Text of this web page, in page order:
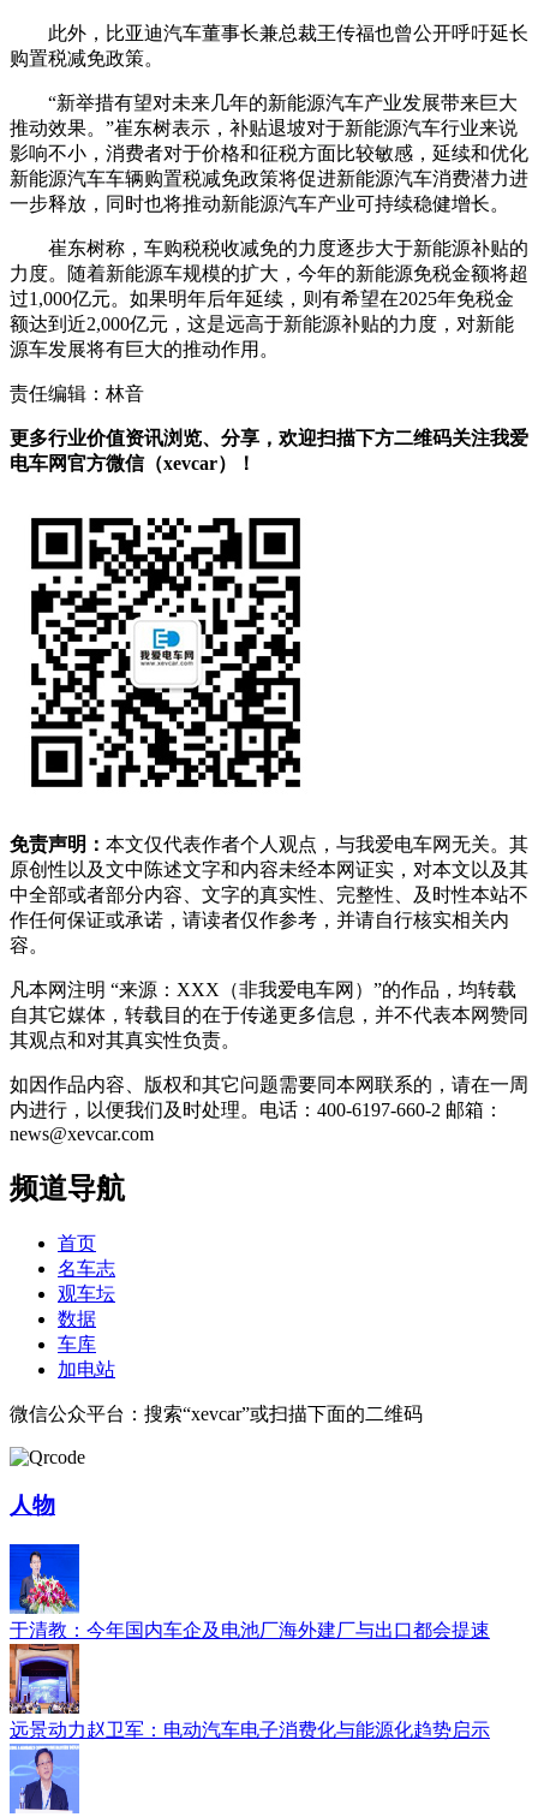
此外，比亚迪汽车董事长兼总裁王传福也曾公开呼吁延长
购置税减免政策。
“新举措有望对未来几年的新能源汽车产业发展带来巨大
推动效果。”崔东树表示，补贴退坡对于新能源汽车行业来说
影响不小，消费者对于价格和征税方面比较敏感，延续和优化
新能源汽车车辆购置税减免政策将促进新能源汽车消费潜力进
一步释放，同时也将推动新能源汽车产业可持续稳健增长。
崔东树称，车购税税收减免的力度逐步大于新能源补贴的
力度。随着新能源车规模的扩大，今年的新能源免税金额将超
过1,000亿元。如果明年后年延续，则有希望在2025年免税金
额达到近2,000亿元，这是远高于新能源补贴的力度，对新能
源车发展将有巨大的推动作用。
责任编辑：林音
更多行业价值资讯浏览、分享，欢迎扫描下方二维码关注我爱
电车网官方微信（xevcar）！
免责声明： 本文仅代表作者个人观点，与我爱电车网无关。其
原创性以及文中陈述文字和内容未经本网证实，对本文以及其
中全部或者部分内容、文字的真实性、完整性、及时性本站不
作任何保证或承诺，请读者仅作参考，并请自行核实相关内
容。
凡本网注明 “来源：XXX（非我爱电车网）”的作品，均转载
自其它媒体，转载目的在于传递更多信息，并不代表本网赞同
其观点和对其真实性负责。
如因作品内容、版权和其它问题需要同本网联系的，请在一周
内进行，以便我们及时处理。电话：400-6197-660-2 邮箱：
news@xevcar.com
频道导航
首页
名车志
观车坛
数据
车库
加电站
微信公众平台：搜索“xevcar”或扫描下面的二维码
人物
于清教：今年国内车企及电池厂海外建厂与出口都会提速
远景动力赵卫军：电动汽车电子消费化与能源化趋势启示